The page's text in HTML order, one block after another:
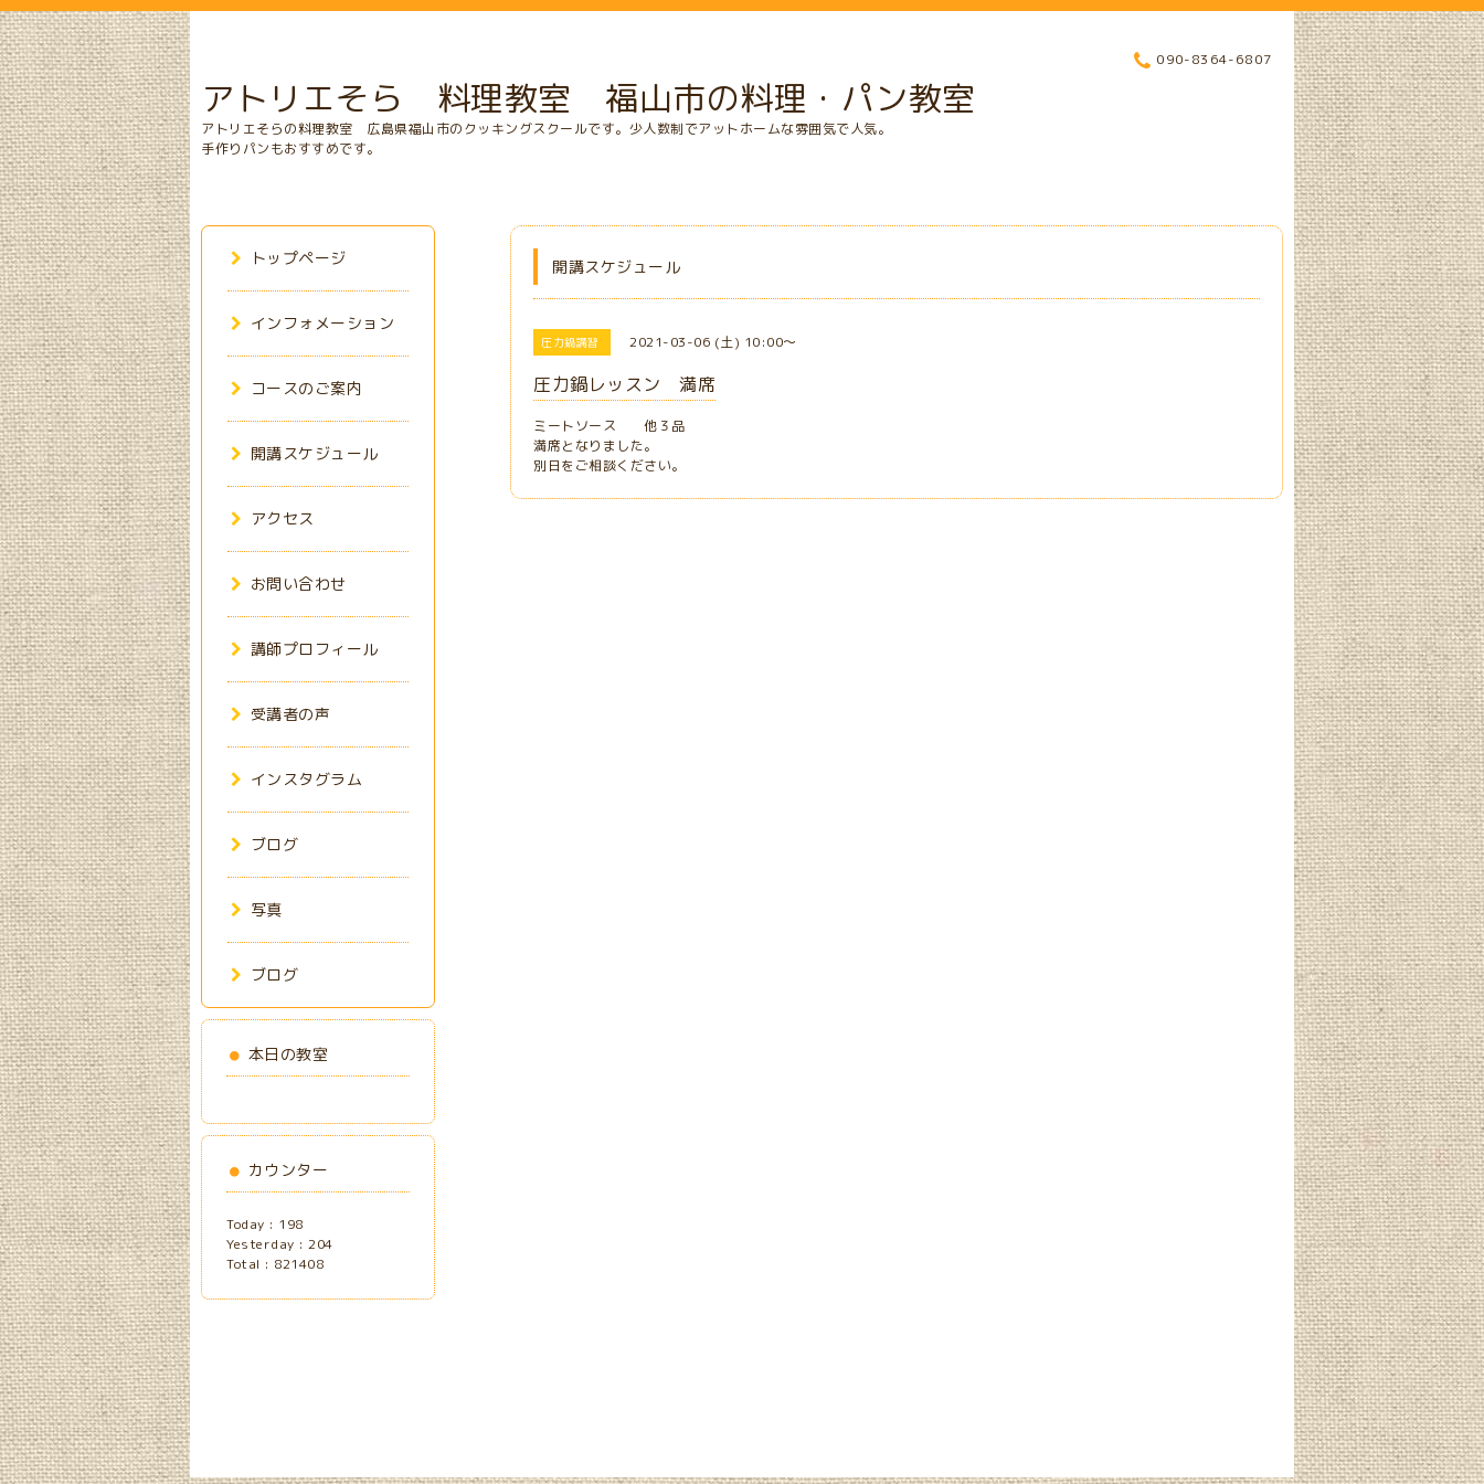
アトリエそら 料理教室 福山市の料理・パン教室
アトリエそらの料理教室 広島県福山市のクッキングスクールです。少人数制でアットホームな雰囲気で人気。
手作りパンもおすすめです。
090-8364-6807
開講スケジュール
圧力鍋講習 2021-03-06 (土) 10:00～
圧力鍋レッスン 満席
ミートソース 他３品
満席となりました。
別日をご相談ください。
トップページ
インフォメーション
コースのご案内
開講スケジュール
アクセス
お問い合わせ
講師プロフィール
受講者の声
インスタグラム
ブログ
写真
ブログ
本日の教室
カウンター
Today : 198
Yesterday : 204
Total : 821408